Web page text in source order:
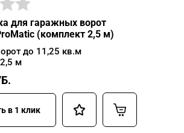
для гаражных ворот
(комплект 2,5 м)
до 11,25 кв.м
м
в 1 клик